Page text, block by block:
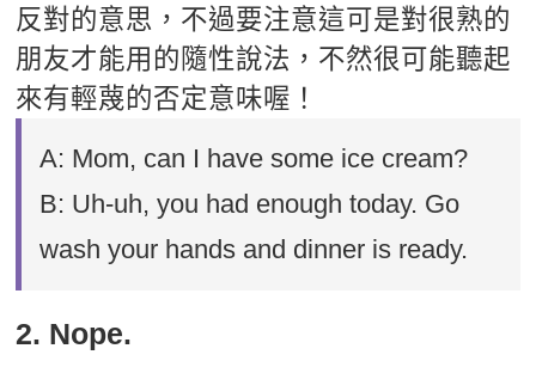
反對的意思，不過要注意這可是對很熟的
朋友才能用的隨性說法，不然很可能聽起
來有輕蔑的否定意味喔！
A: Mom, can I have some ice cream?
B: Uh-uh, you had enough today. Go
wash your hands and dinner is ready.
2. Nope.